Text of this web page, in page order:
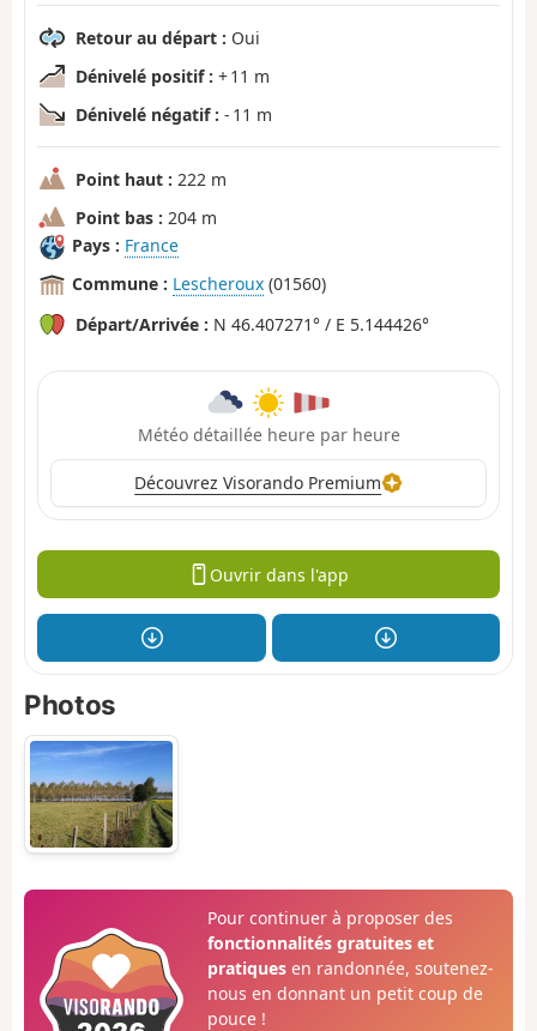
Retour au départ : Oui
Dénivelé positif : + 11 m
Dénivelé négatif : - 11 m
Point haut : 222 m
Point bas : 204 m
Pays : France
Commune : Lescheroux (01560)
Départ/Arrivée : N 46.407271° / E 5.144426°
Météo détaillée heure par heure
Découvrez Visorando Premium
Ouvrir dans l'app
Photos
Pour continuer à proposer des
fonctionnalités gratuites et
pratiquesen randonnée, soutenez-
nous en donnant un petit coup de
pouce !